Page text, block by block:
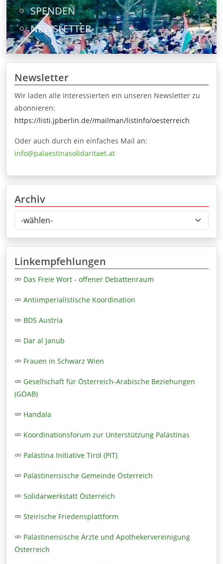
SPENDEN
NEWSLETTER
Newsletter
Wir laden alle Interessierten ein unseren Newsletter zu
abonnieren:
https://listi.jpberlin.de//mailman/listinfo/oesterreich
Oder auch durch ein einfaches Mail an:
info@palaestinasolidaritaet.at
Archiv
Linkempfehlungen
Das Freie Wort - offener Debattenraum
Antiimperialistische Koordination
BDS Austria
Dar al Janub
Frauen in Schwarz Wien
Gesellschaft für Österreich-Arabische Beziehungen
(GÖAB)
Handala
Koordinationsforum zur Unterstützung Palästinas
Palästina Initiative Tirol (PIT)
Palästinensische Gemeinde Österreich
Solidarwerkstatt Österreich
Steirische Friedensplattform
Palästinensische Ärzte und Apothekervereinigung
Österreich